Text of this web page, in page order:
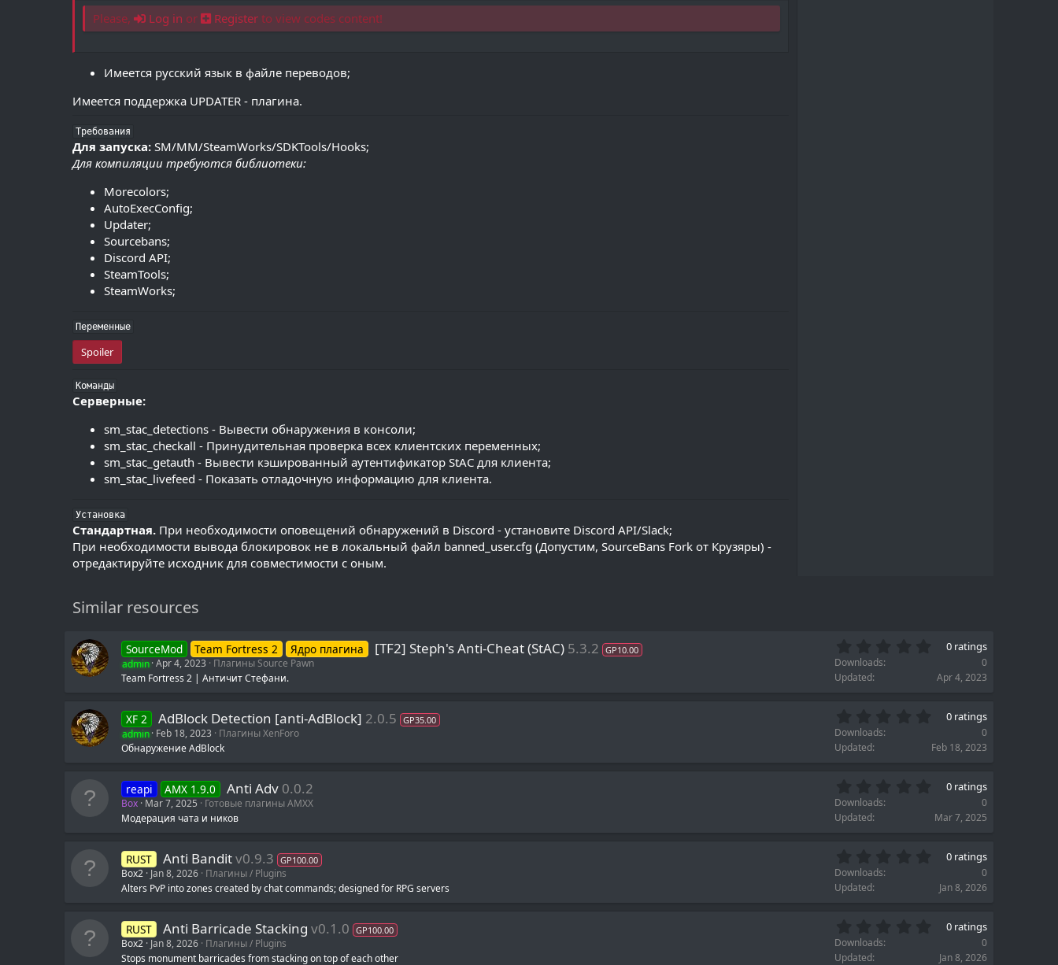
Please, Log in or Register to view codes content!
Имеется русский язык в файле переводов;
Имеется поддержка UPDATER - плагина.
Требования
Для запуска: SM/MM/SteamWorks/SDKTools/Hooks;
Для компиляции требуются библиотеки:
Morecolors;
AutoExecConfig;
Updater;
Sourcebans;
Discord API;
SteamTools;
SteamWorks;
Переменные
Spoiler
Команды
Серверные:
sm_stac_detections - Вывести обнаружения в консоли;
sm_stac_checkall - Принудительная проверка всех клиентских переменных;
sm_stac_getauth - Вывести кэшированный аутентификатор StAC для клиента;
sm_stac_livefeed - Показать отладочную информацию для клиента.
Установка
Стандартная. При необходимости оповещений обнаружений в Discord - установите Discord API/Slack;
При необходимости вывода блокировок не в локальный файл banned_user.cfg (Допустим, SourceBans Fork от Крузяры) -
отредактируйте исходник для совместимости с оным.
Similar resources
SourceMod Team Fortress 2 Ядро плагина [TF2] Steph's Anti-Cheat (StAC) 5.3.2 GP10.00
admin Apr 4, 2023
Плагины Source Pawn
Team Fortress 2 | Античит Стефани.
0
r
0 ratings
Downloads
0
Updated
Apr 4, 2023
XF 2 AdBlock Detection [anti-AdBlock] 2.0.5 GP35.00
admin Feb 18, 2023
Плагины XenForo
Обнаружение AdBlock
0
r
0 ratings
Downloads
0
Updated
Feb 18, 2023
reapi AMX 1.9.0 Anti Adv 0.0.2
Box Mar 7, 2025
Готовые плагины AMXX
Модерация чата и ников
0
0 ratings
Downloads
0
Updated
Mar 7, 2025
RUST Anti Banditv0.9.3 GP100.00
Box2 Jan 8, 2026 Плагины / Plugins
Alters PvP into zones created by chat commands; designed for RPG servers
0
0 ratings
Downloads
0
Updated
Jan 8, 2026
RUST Anti Barricade Stacking v0.1.0 GP100.00
Box2 Jan 8, 2026 Плагины / Plugins
Stops monument barricades from stacking on top of each other
0 ratings
Downloads
0
Updated
Jan 8, 2026